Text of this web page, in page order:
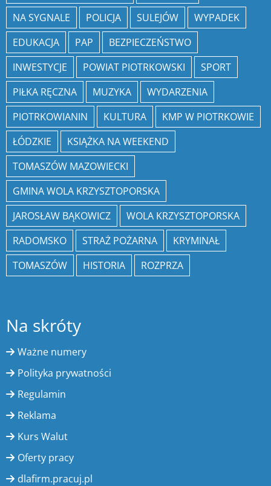
NA SYGNALE
POLICJA SULEJÓW
WYPADEK
EDUKACJA
PAP
BEZPIECZEŃSTWO
INWESTYCJE
POWIAT PIOTRKOWSKI
SPORT
PIŁKA RĘCZNA
MUZYKA
WYDARZENIA
PIOTRKOWIANIN
KULTURA
KMP W PIOTRKOWIE
ŁÓDZKIE
KSIĄŻKA NA WEEKEND
TOMASZÓW MAZOWIECKI
GMINA WOLA KRZYSZTOPORSKA
JAROSŁAW BĄKOWICZ
WOLA KRZYSZTOPORSKA
RADOMSKO
STRAŻ POŻARNA
KRYMINAŁ
TOMASZÓW
HISTORIA ROZPRZA
Na skróty
Ważne numery
Polityka prywatności
Regulamin
Reklama
Kurs Walut
Oferty pracy
dlafirm.pracuj.pl